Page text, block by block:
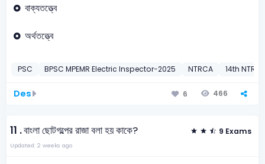
বাক্যতত্ত্বে
অর্থতত্ত্বে
PSC BPSC MPEMR Electric Inspector-2025 NTRCA 14th
Des 6 466
11 .বাংলা ছোটগল্পের রাজা বলা হয় কাকে? 9 Exams
Updated: 2 weeks ago